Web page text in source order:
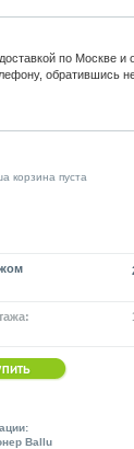
по Москве и
обратившись
корзина пуста
Ballu